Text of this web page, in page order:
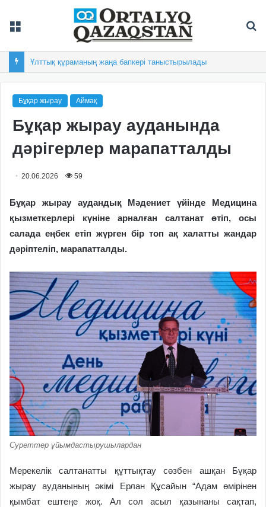
Ұлттық құраманың жаңа бапкері таныстырылады
Бұқар жырау Аймақ
Бұқар жырау ауданында
дәрігерлер марапатталды
20.06.2026 59
Бұқар жырау аудандық Мәдениет үйінде Медицина
қызметкерлері күніне арналған салтанат өтіп, осы
салада еңбек етіп жүрген бір топ ақ халатты жандар
дәріптеліп, марапатталды.
Суреттер ұйымдастырушылардан
Мерекелік салтанатты құттықтау сөзбен ашқан Бұқар
жырау ауданының әкімі Ерлан Құсайын “Адам өмірінен
қымбат ештеңе жоқ. Ал сол асыл қазынаны сақтап,